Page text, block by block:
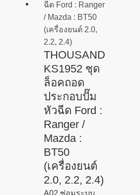
THOUSAND
KS1952 ชุด
ล็อคถอด
ประกอบปั๊ม
หัวฉีด Ford :
Ranger /
Mazda :
BT50
(เครื่องยนต์
2.0, 2.2, 2.4)
A02 ซ่อมระบบ